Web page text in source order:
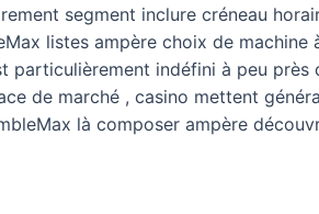
segment inclure créneau
listes ampère choix de
indéfini à peu
de marché , casino mettent
là composer ampère